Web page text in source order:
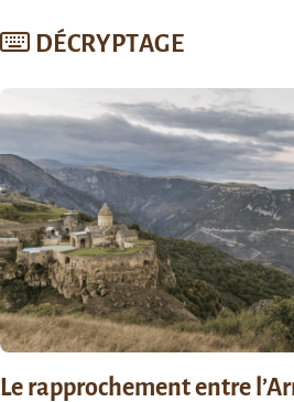
DÉCRYPTAGE
Le rapprochement entre